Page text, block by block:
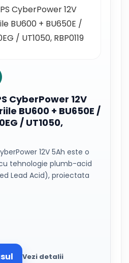
CyberPower 12V
BU600 + BU650E /
/ UT1050,
12V 5Ah este o
tehnologie plumb-acid
Lead Acid), proiectata
Vezi detalii